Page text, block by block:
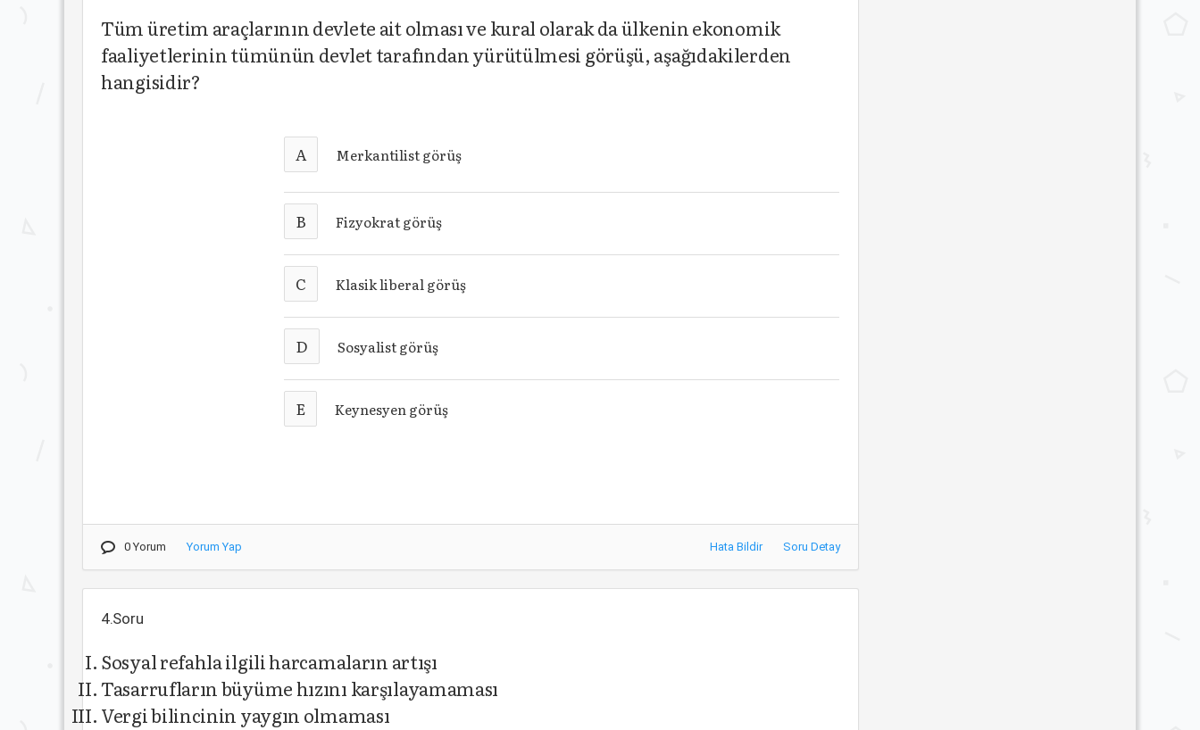
Tüm üretim araçlarının devlete ait olması ve kural olarak da ülkenin ekonomik
faaliyetlerinin tümünün devlet tarafından yürütülmesi görüşü, aşağıdakilerden
hangisidir?
A Merkantilist görüş
B Fizyokrat görüş
C Klasik liberal görüş
D Sosyalist görüş
E Keynesyen görüş
0 Yorum Yorum Yap Hata Bildir Soru Detay
4.Soru
Sosyal refahla ilgili harcamaların artışı
Tasarrufların büyüme hızını karşılayamaması
Vergi bilincinin yaygın olmaması